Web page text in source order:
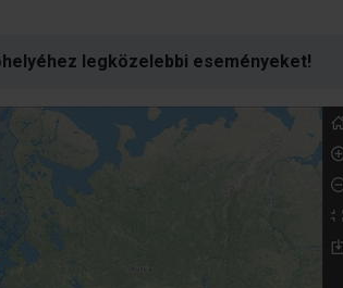
legközelebbi eseményeket!